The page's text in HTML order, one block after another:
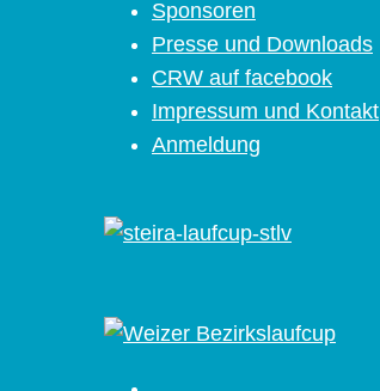
Sponsoren
Presse und Downloads
CRW auf facebook
Impressum und Kontakt
Anmeldung